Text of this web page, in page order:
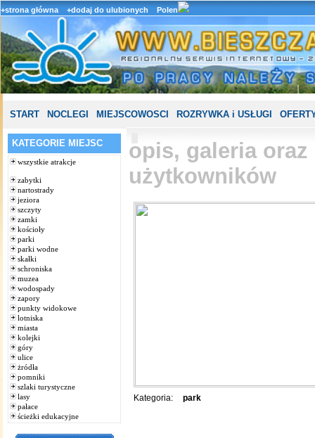
+strona główna +dodaj do ulubionych Polen
START NOCLEGI MIEJSCOWOSCI ROZRYWKA i USŁUGI
KATEGORIE MIEJSC
wszystkie atrakcje
zabytki
nartostrady
jeziora
szczyty
zamki
kościoły
parki
parki wodne
skałki
schroniska
muzea
wodospady
zapory
punkty widokowe
lotniska
miasta
kolejki
góry
ulice
żródła
pomniki
szlaki turystyczne
lasy
pałace
ścieżki edukacyjne
opis, galeria oraz
użytkowników
Kategoria: park